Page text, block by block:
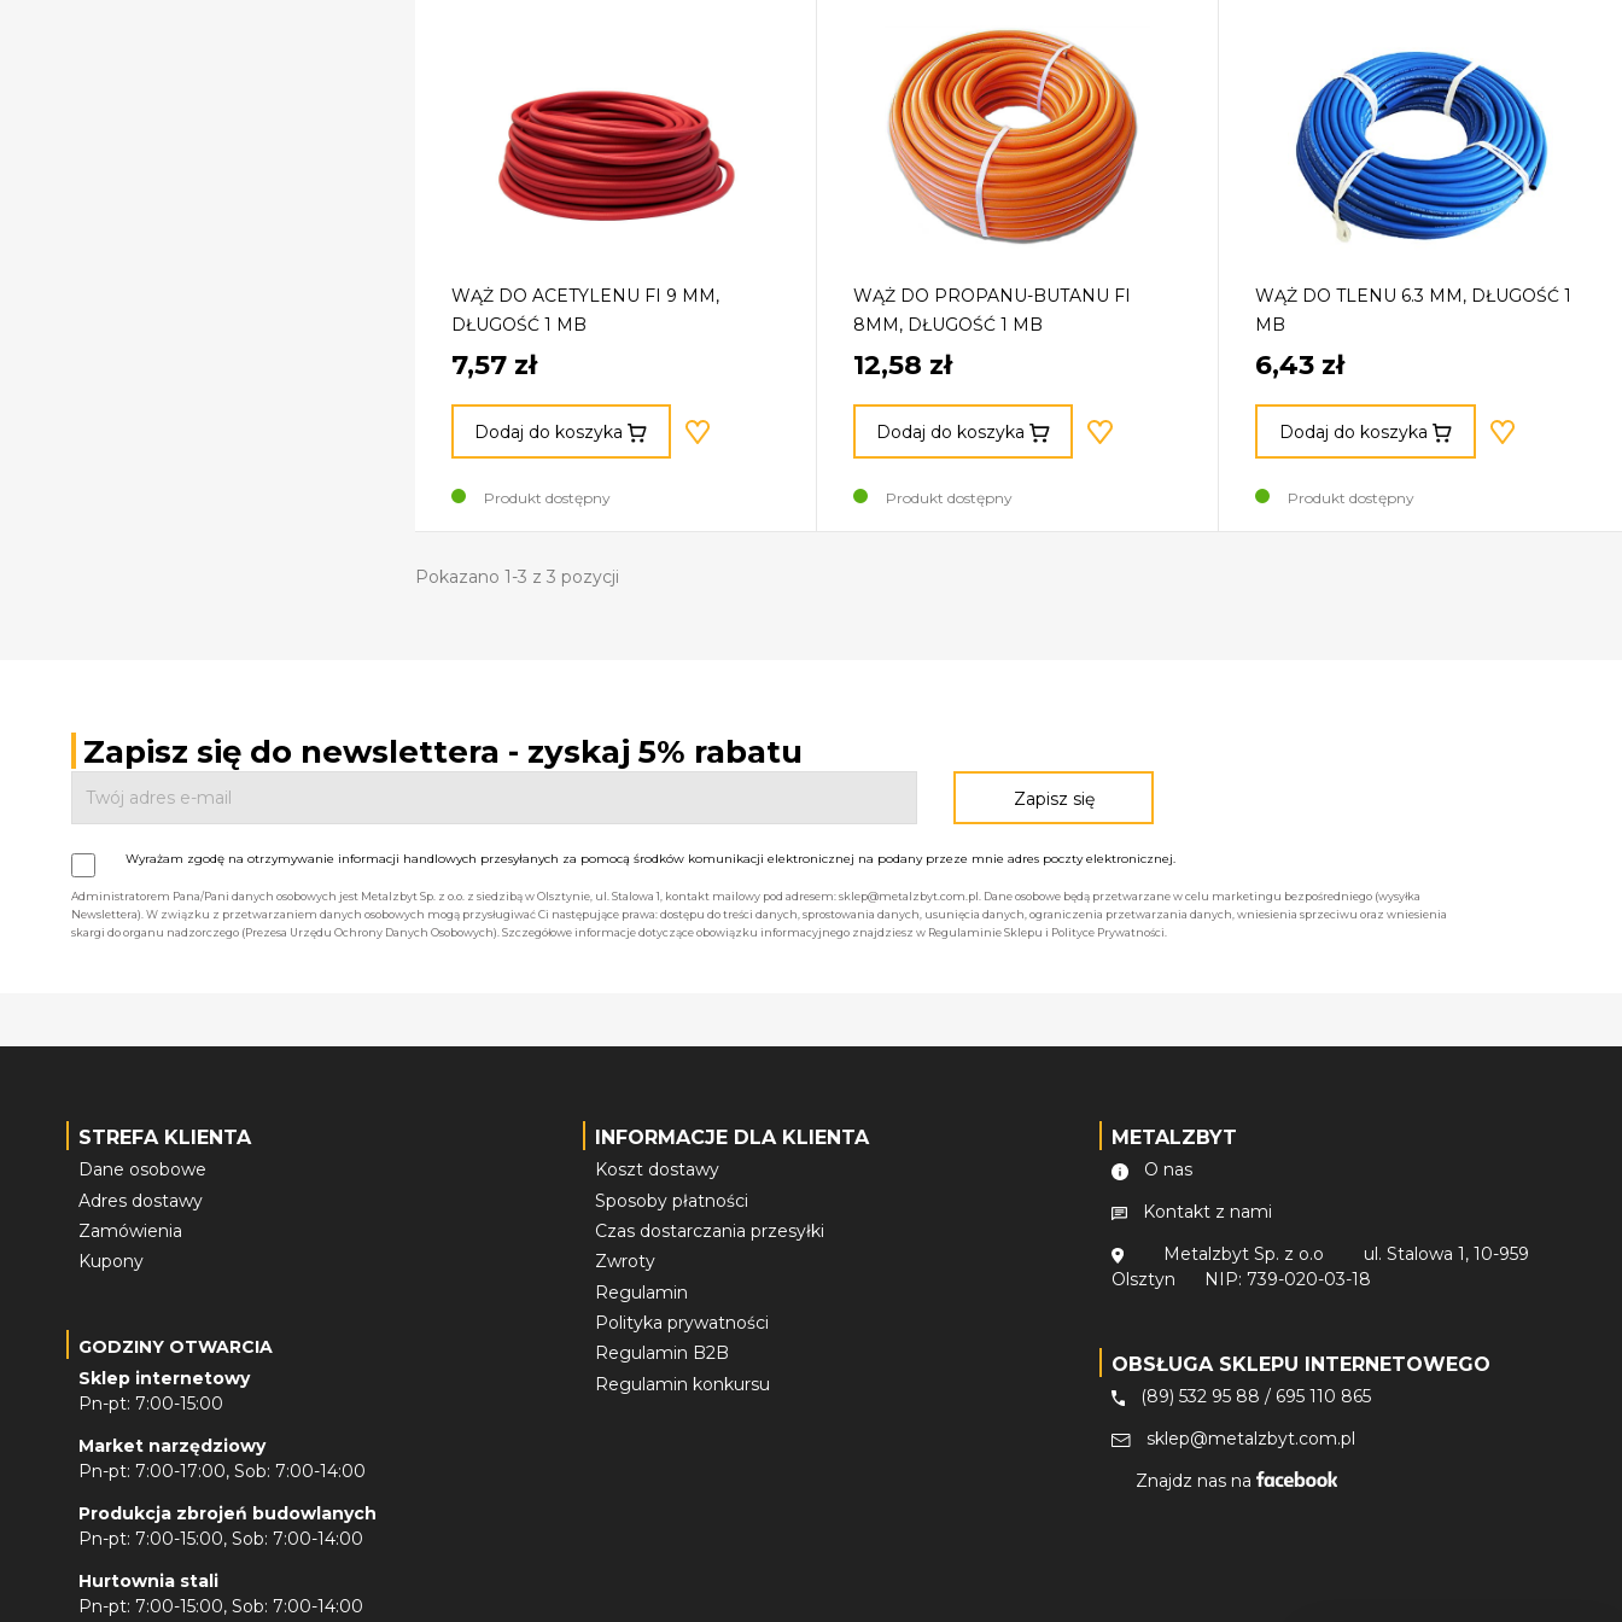
WĄŻ DO ACETYLENU FI 9 MM,
DŁUGOŚĆ 1 MB
7,57 zł
Dodaj do koszyka
Produkt dostępny
WĄŻ DO PROPANU-BUTANU FI
8MM, DŁUGOŚĆ 1 MB
12,58 zł
Dodaj do koszyka
Produkt dostępny
WĄŻ DO TLENU 6.3 MM, DŁUGOŚĆ 1
MB
6,43 zł
Dodaj do koszyka
Produkt dostępny
Pokazano 1-3 z 3 pozycji
Zapisz się do newslettera - zyskaj 5% rabatu
Wyrażam zgodę na otrzymywanie informacji handlowych przesyłanych za pomocą środków komunikacji elektronicznej na podany przeze mnie adres poczty elektronicznej.
Administratorem Pana/Pani danych osobowych jest Metalzbyt Sp. z o.o. z siedzibą w Olsztynie, ul. Stalowa 1, kontakt mailowy pod adresem: sklep@metalzbyt.com.pl. Dane osobowe będą przetwarzane w celu marketingu bezpośredniego (wysyłka
Newslettera). W związku z przetwarzaniem danych osobowych mogą przysługiwać Ci następujące prawa: dostępu do treści danych, sprostowania danych, usunięcia danych, ograniczenia przetwarzania danych, wniesienia sprzeciwu oraz wniesienia
skargi do organu nadzorczego (Prezesa Urzędu Ochrony Danych Osobowych). Szczegółowe informacje dotyczące obowiązku informacyjnego znajdziesz w Regulaminie Sklepu i Polityce Prywatności.
STREFA KLIENTA
Dane osobowe
Adres dostawy
Zamówienia
Kupony
GODZINY OTWARCIA
Sklep internetowy
Pn-pt: 7:00-15:00
Market narzędziowy
Pn-pt: 7:00-17:00, Sob: 7:00-14:00
Produkcja zbrojeń budowlanych
Pn-pt: 7:00-15:00, Sob: 7:00-14:00
Hurtownia stali
Pn-pt: 7:00-15:00, Sob: 7:00-14:00
INFORMACJE DLA KLIENTA
Koszt dostawy
Sposoby płatności
Czas dostarczania przesyłki
Zwroty
Regulamin
Polityka prywatności
Regulamin B2B
Regulamin konkursu
METALZBYT
O nas
Kontakt z nami
Metalzbyt Sp. z o.o
ul. Stalowa 1, 10-959
Olsztyn
NIP: 739-020-03-18
OBSŁUGA SKLEPU INTERNETOWEGO
(89) 532 95 88 / 695 110 865
sklep@metalzbyt.com.pl
Znajdz nas na